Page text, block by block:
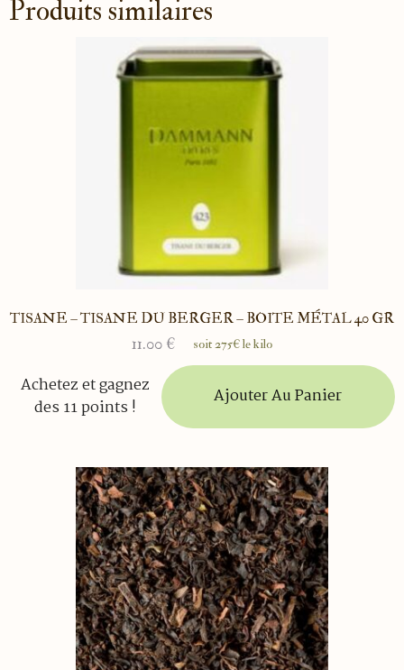
Produits similaires
TISANE – TISANE DU BERGER – BOITE MÉTAL 40 GR
11.00 € soit 275€ le kilo
Achetez et gagnez
des 11 points !
Ajouter Au Panier